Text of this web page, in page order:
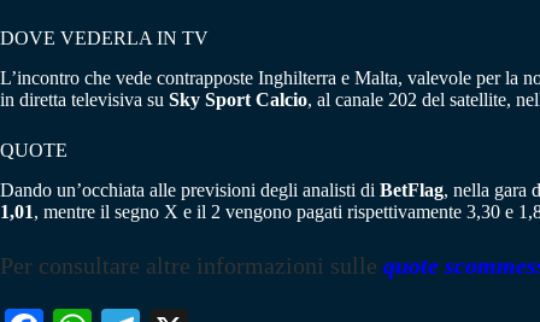
DOVE VEDERLA IN TV
L’incontro che vede contrapposte Inghilterra e Malta, valevole per la
in diretta televisiva su Sky Sport Calcio, al canale 202 del satellite,
QUOTE
Dando un’occhiata alle previsioni degli analisti di BetFlag, nella gara
1,01, mentre il segno X e il 2 vengono pagati rispettivamente 3,30 e
Per consultare altre informazioni sulle quote